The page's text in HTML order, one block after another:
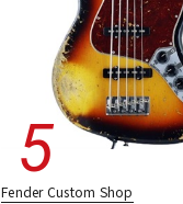
Fender Custom Shop